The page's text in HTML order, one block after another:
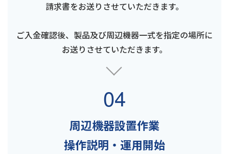
請求書をお送りさせていただきます。
ご入金確認後、製品及び周辺機器一式を指定の場所に
お送りさせていただきます。
04
周辺機器設置作業
操作説明・運用開始